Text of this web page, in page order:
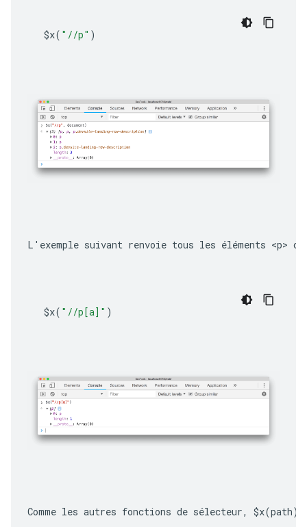
$x( "//p" )
L'exemple suivant renvoie tous les éléments <p>
$x( "//p[a]" )
Comme les autres fonctions de sélecteur, $x(path)